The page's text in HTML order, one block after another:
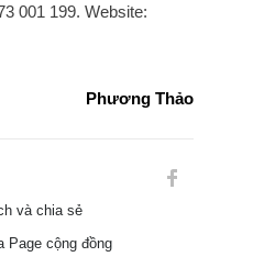
001 199. Website:
Phương Thảo
và chia sẻ
Page cộng đồng